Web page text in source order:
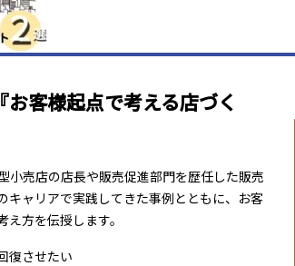
お客様起点で考える店づく
小売店の店長や販売促進部門を歴任した販売
キャリアで実践してきた事例とともに、お客
方を伝授します。
復させたい